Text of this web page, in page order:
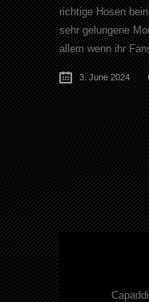
richtige Hosen
sehr gelungene
allem wenn ihr
3. June 2024